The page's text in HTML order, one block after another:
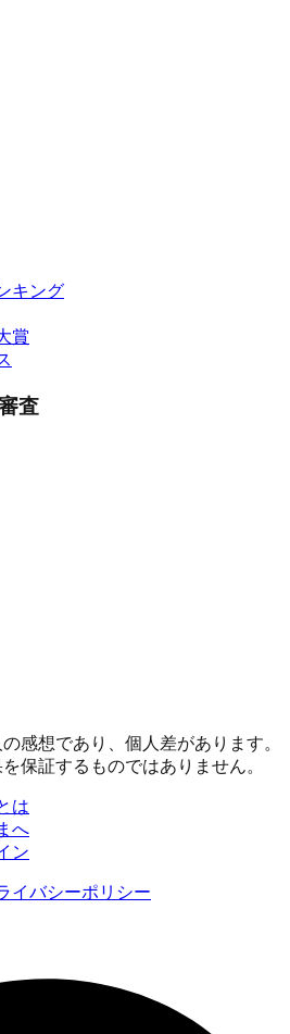
キング
賞
査
感想であり、個人差があります。
保証するものではありません。
は
へ
ン
イバシーポリシー